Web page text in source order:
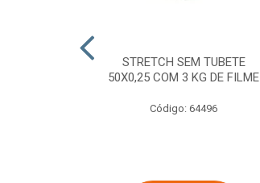
STRETCH SEM TUBETE
50X0,25 COM 3 KG DE FILME
Código: 64496